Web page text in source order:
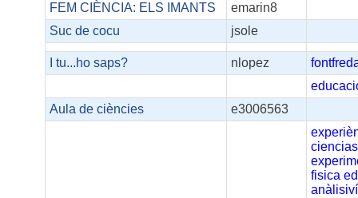
FEM CIÈNCIA: ELS IMANTS
emarin8
Suc de cocu
jsole
I tu...ho saps? nlopez
Aula de ciències
e3006563
ciencias
fisica